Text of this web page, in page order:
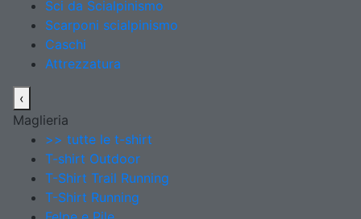
Sci da Scialpinismo
Scarponi scialpinismo
Caschi
Attrezzatura
‹
Maglieria
>> tutte le t-shirt
T-shirt Outdoor
T-Shirt Trail Running
T-Shirt Running